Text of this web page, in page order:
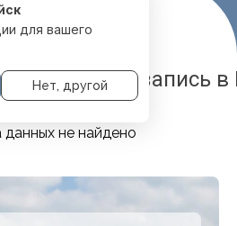
для вашего
Нет, другой
Лор
— цены и запись
не найдено